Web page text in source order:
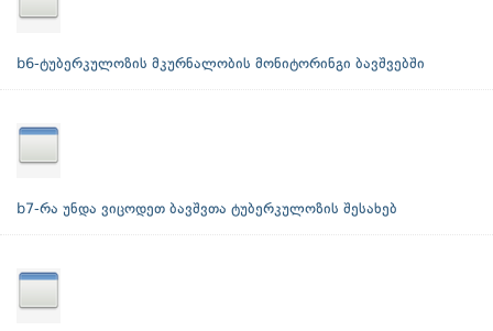
b6-ტუბერკულოზის მკურნალობის მონიტორინგი ბავშვებში
b7-რა უნდა ვიცოდეთ ბავშვთა ტუბერკულოზის შესახებ